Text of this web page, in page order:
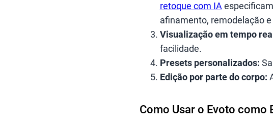
retoque com IA
afinamento, remodelação
Visualização em tempo
facilidade.
Presets personalizados:
Edição por parte do corpo:
Como Usar o Evoto como